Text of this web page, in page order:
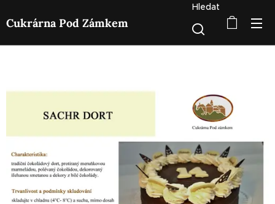
Cukrárna Pod Zámkem
Hledat